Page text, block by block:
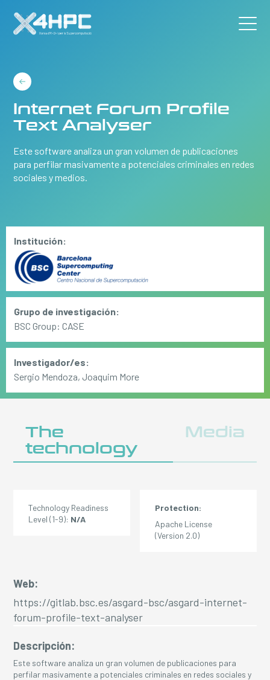
Internet Forum Profile
Text Analyser
Este software analiza un gran volumen de publicaciones
para perfilar masivamente a potenciales criminales en redes
sociales y medios.
Institución:
Grupo de investigación:
BSC Group: CASE
Investigador/es:
Sergio Mendoza, Joaquim More
The
technology
Media
Web:
https://gitlab.bsc.es/asgard-bsc/asgard-internet-
forum-profile-text-analyser
Descripción:
Este software analiza un gran volumen de publicaciones para
perfilar masivamente a potenciales criminales en redes sociales y
Technology Readiness
Level (1-9): N/A
Protection:
Apache License
(Version 2.0)